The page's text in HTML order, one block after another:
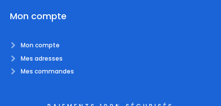
Mon compte
Mon compte
Mes adresses
Mes commandes